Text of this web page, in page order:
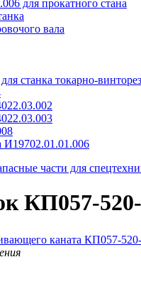
для прокатного стана
вала
станка токарно-
части для
КП057-